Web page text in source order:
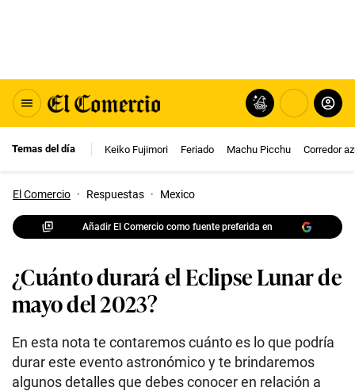
Temas del día Keiko Fujimori Feriado Machu Picchu Corredor
El Comercio · Respuestas · Mexico
Añadir El Comercio como fuente preferida en
¿Cuánto durará el Eclipse Lunar de
mayo del 2023?
En esta nota te contaremos cuánto es lo que podría
durar este evento astronómico y te brindaremos
algunos detalles que debes conocer en relación a